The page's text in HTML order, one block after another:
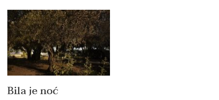
Bila je noć